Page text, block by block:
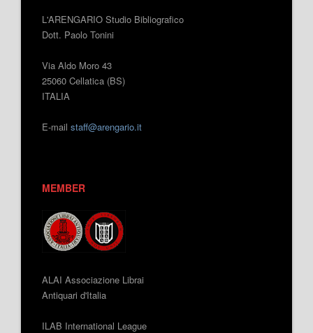
L'ARENGARIO Studio Bibliografico
Dott. Paolo Tonini
Via Aldo Moro 43
25060 Cellatica (BS)
ITALIA
E-mail staff@arengario.it
MEMBER
ALAI Associazione Librai
Antiquari d'Italia
ILAB International League